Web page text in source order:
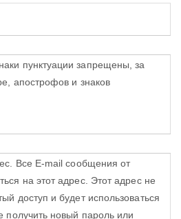
пунктуации запрещены, за
апострофов и знаков
Все E-mail сообщения от
на этот адрес. Этот адрес не
доступ и будет использоваться
получить новый пароль или